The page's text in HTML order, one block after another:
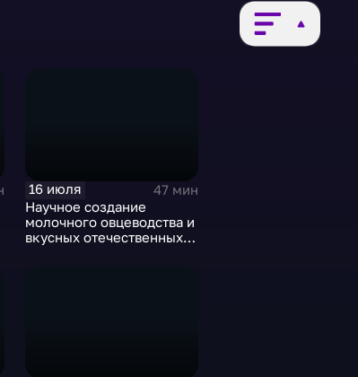
16 июля
47 мин
Научное создание
молочного овцеводства и
вкусных отечественных